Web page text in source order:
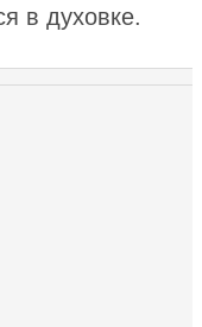
в духовке.